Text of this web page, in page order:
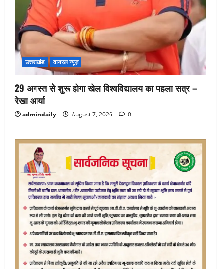
उत्तराखंड वायरल न्यूज़
29 अगस्त से शुरू होगा खेल विश्वविद्यालय का पहला सत्र –
रेखा आर्या
admindaily August 7, 2026 0